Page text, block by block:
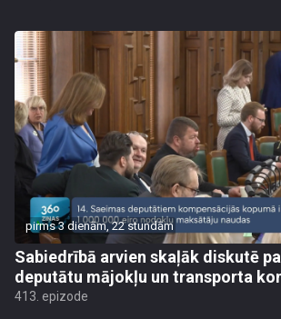
pirms 3 dienām, 22 stundām
Sabiedrībā arvien skaļāk diskutē
deputātu mājokļu un transporta
413. epizode